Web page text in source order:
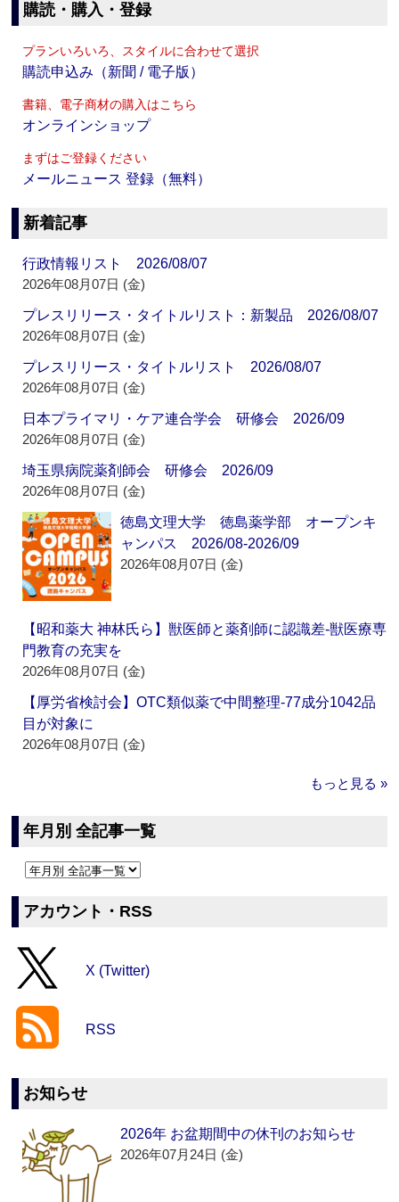
購読・購入・登録
プランいろいろ、スタイルに合わせて選択
購読申込み（新聞 / 電子版）
書籍、電子商材の購入はこちら
オンラインショップ
まずはご登録ください
メールニュース 登録（無料）
新着記事
行政情報リスト 2026/08/07
2026年08月07日 (金)
プレスリリース・タイトルリスト：新製品 2026/08/07
2026年08月07日 (金)
プレスリリース・タイトルリスト 2026/08/07
2026年08月07日 (金)
日本プライマリ・ケア連合学会 研修会 2026/09
2026年08月07日 (金)
埼玉県病院薬剤師会 研修会 2026/09
2026年08月07日 (金)
徳島文理大学 徳島薬学部 オープンキ
ャンパス 2026/08-2026/09
2026年08月07日 (金)
【昭和薬大 神林氏ら】獣医師と薬剤師に認識差‐獣医療専
門教育の充実を
2026年08月07日 (金)
【厚労省検討会】OTC類似薬で中間整理‐77成分1042品
目が対象に
2026年08月07日 (金)
もっと見る »
年月別 全記事一覧
アカウント・RSS
X (Twitter)
RSS
お知らせ
2026年 お盆期間中の休刊のお知らせ
2026年07月24日 (金)